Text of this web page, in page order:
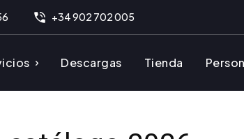
+34 902 702 005
Descargas Tienda